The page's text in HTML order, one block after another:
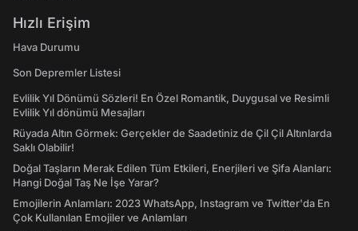
Hızlı Erişim
Hava Durumu
Son Depremler Listesi
Evlilik Yıl Dönümü Sözleri! En Özel Romantik, Duygusal ve Resimli
Evlilik Yıl dönümü Mesajları
Rüyada Altın Görmek: Gerçekler de Saadetiniz de Çil Çil Altınlarda
Saklı Olabilir!
Doğal Taşların Merak Edilen Tüm Etkileri, Enerjileri ve Şifa Alanları:
Hangi Doğal Taş Ne İşe Yarar?
Emojilerin Anlamları: 2023 WhatsApp, Instagram ve Twitter'da En
Çok Kullanılan Emojiler ve Anlamları